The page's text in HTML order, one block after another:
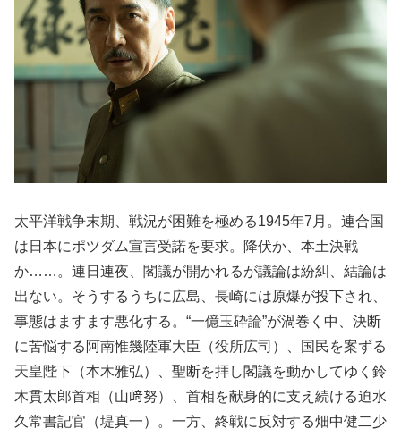
太平洋戦争末期、戦況が困難を極める1945年7月。連合国
は日本にポツダム宣言受諾を要求。降伏か、本土決戦
か……。連日連夜、閣議が開かれるが議論は紛糾、結論は
出ない。そうするうちに広島、長崎には原爆が投下され、
事態はますます悪化する。“一億玉砕論”が渦巻く中、決断
に苦悩する阿南惟幾陸軍大臣（役所広司）、国民を案ずる
天皇陛下（本木雅弘）、聖断を拝し閣議を動かしてゆく鈴
木貫太郎首相（山﨑努）、首相を献身的に支え続ける迫水
久常書記官（堤真一）。一方、終戦に反対する畑中健二少